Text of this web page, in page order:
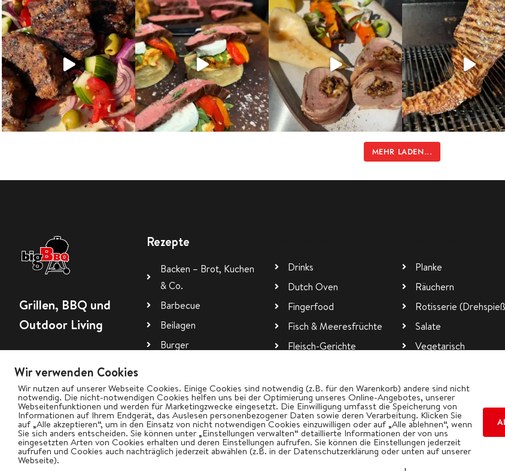
MEHR LADEN...
Grillen, BBQ und
Outdoor Living
Rezepte
Backen – Brot, Kuchen
& Co.
Barbecue
Beilagen
Burger
Dips, Saucen, Rubs
Drinks
Dutch Oven
Fingerfood
Fisch & Meeresfrüchte
Fleisch-Gerichte
Planke
Räuchern
Rotisserie
Salate
Vegetarisch
Wir verwenden Cookies
Wir nutzen auf unserer Webseite Cookies. Einige Cookies sind notwendig (z.B. für den Warenkorb) andere sind nicht
notwendig. Die nicht-notwendigen Cookies helfen uns bei der Optimierung unseres Online-Angebotes, unserer
Webseitenfunktionen und werden für Marketingzwecke eingesetzt. Die Einwilligung umfasst die Speicherung von
Informationen auf Ihrem Endgerät, das Auslesen personenbezogener Daten sowie deren Verarbeitung. Klicken Sie
auf „Alle akzeptieren“, um in den Einsatz von nicht notwendigen Cookies einzuwilligen oder auf „Alle ablehnen“, wenn
Sie sich anders entscheiden. Sie können unter „Einstellungen verwalten“ detaillierte Informationen der von uns
eingesetzten Arten von Cookies erhalten und deren Einstellungen aufrufen. Sie können die Einstellungen jederzeit
aufrufen und Cookies auch nachträglich jederzeit abwählen (z.B. in der Datenschutzerklärung oder unten auf unserer
Webseite).